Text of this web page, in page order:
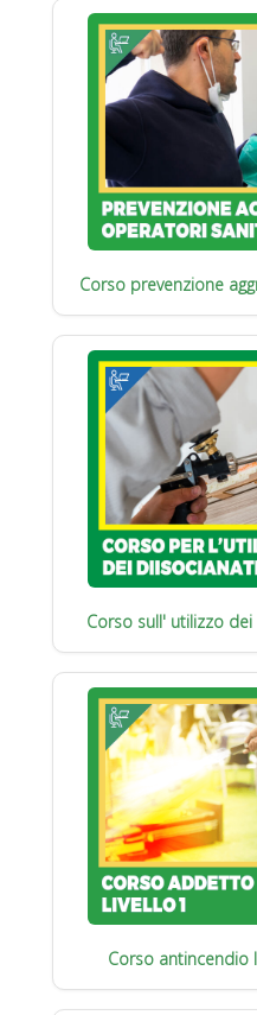
Corso prevenzione
Corso sull' utilizzo dei
Corso antincendio